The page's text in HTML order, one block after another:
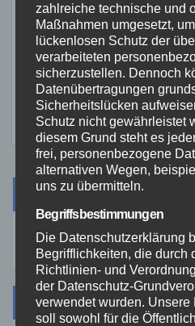
FEUERWEHR NEUWIED
Waldbrand bei
schnell gelöscht
warnt vor
7. AUG. 2026
Suche
Kategorien
zahlreiche technische und
Maßnahmen umgesetzt,
lückenlosen Schutz der
verarbeiteten
sicherzustellen. Dennoch
Datenübertragungen
Sicherheitslücken
Schutz nicht gewährleistet
diesem Grund steht es
frei, personenbezogene
alternativen Wegen,
uns zu übermitteln.
Begriffsbestimmungen
Die Datenschutzerklärung
Begrifflichkeiten, die durch
Richtlinien- und
der Datenschutz-
verwendet wurden. Unsere
soll sowohl für die